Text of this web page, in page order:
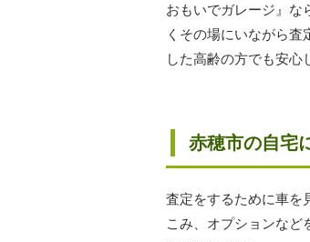
おもいでガレージ』な
くその場にいながら
した高齢の方でも安心
赤穂市の自宅
査定をするために車
こみ、オプションなど